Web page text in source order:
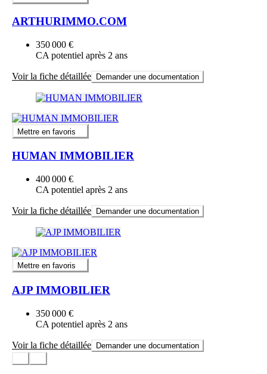
ARTHURIMMO.COM
350 000 €
CA potentiel après 2 ans
Voir la fiche détaillée Demander une documentation
Mettre en favoris
HUMAN IMMOBILIER
400 000 €
CA potentiel après 2 ans
Voir la fiche détaillée Demander une documentation
Mettre en favoris
AJP IMMOBILIER
350 000 €
CA potentiel après 2 ans
Voir la fiche détaillée Demander une documentation